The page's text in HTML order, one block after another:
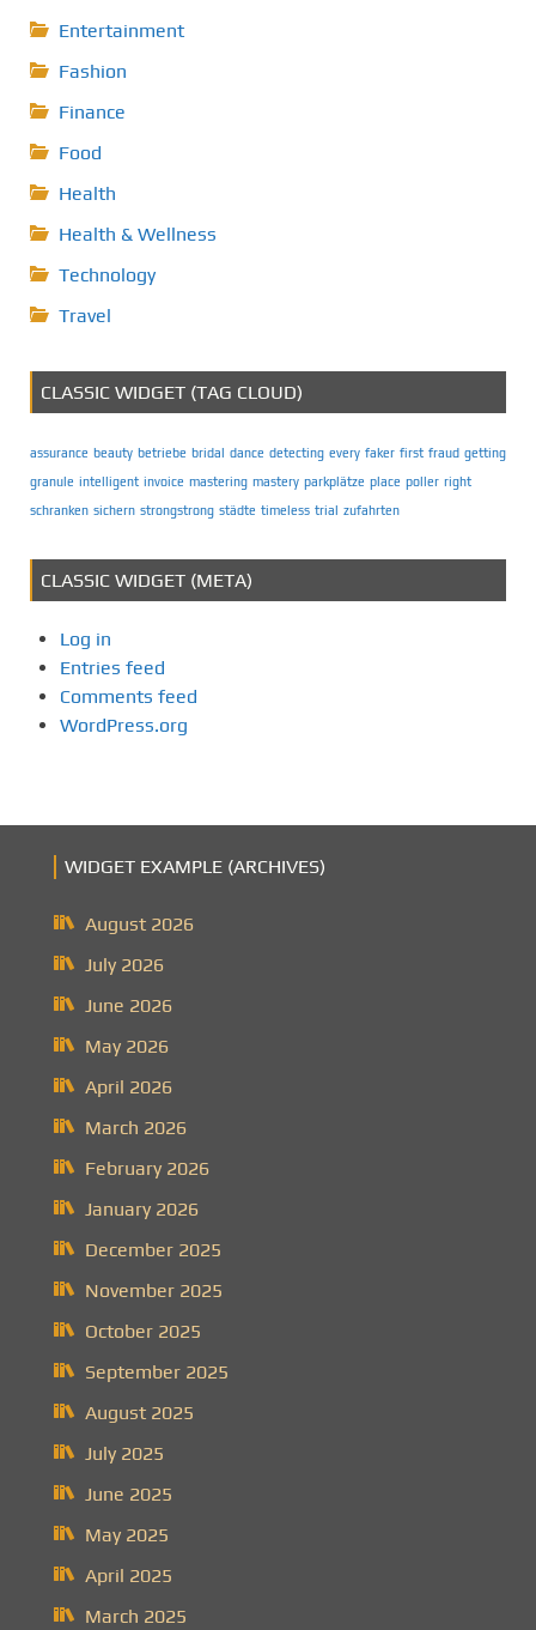
Entertainment
Fashion
Finance
Food
Health
Health & Wellness
Technology
Travel
CLASSIC WIDGET (TAG CLOUD)
assurance beauty betriebe bridal dance detecting every faker first fraud getting
granule intelligent invoice mastering mastery parkplätze place poller right
schranken sichern strongstrong städte timeless trial zufahrten
CLASSIC WIDGET (META)
Log in
Entries feed
Comments feed
WordPress.org
WIDGET EXAMPLE (ARCHIVES)
August 2026
July 2026
June 2026
May 2026
April 2026
March 2026
February 2026
January 2026
December 2025
November 2025
October 2025
September 2025
August 2025
July 2025
June 2025
May 2025
April 2025
March 2025